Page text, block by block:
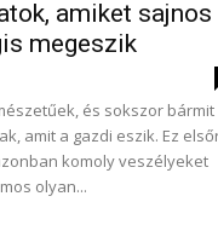
amiket sajnos
megeszik
és sokszor bármit
amit a gazdi eszik. Ez
komoly veszélyeket
olyan...